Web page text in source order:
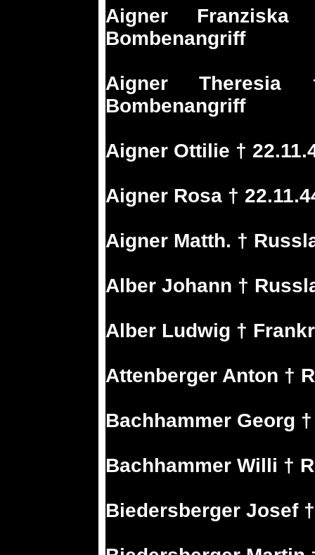
Aigner
Bombenangriff
Aigner Theresia
Bombenangriff
Aigner Ottilie †
Aigner Rosa †
Aigner Matth. †
Alber Johann †
Alber Ludwig †
Attenberger Anton †
Bachhammer Georg
Bachhammer Willi †
Biedersberger Josef